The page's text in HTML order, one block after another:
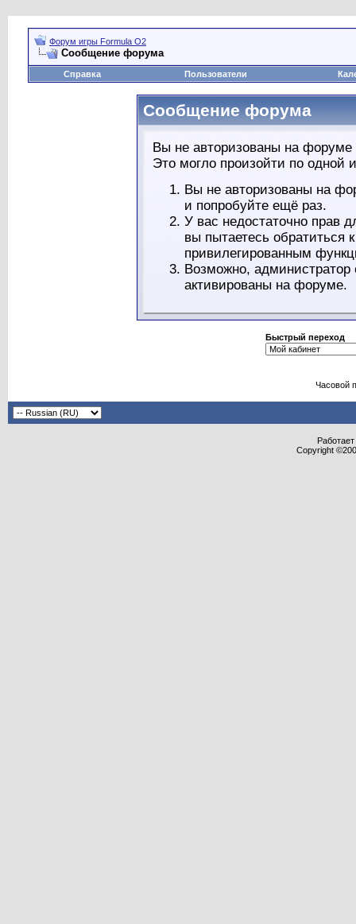
Форум игры Formula O2
Сообщение форума
Справка Пользователи
Сообщение форума
Вы не авторизованы на форуме
Это могло произойти по одной
Вы не авторизованы на
и попробуйте ещё раз.
У вас недостаточно прав
вы пытаетесь обратиться
привилегированным
Возможно,
активированы на форуме.
Быстрый переход
Часовой
Copyright